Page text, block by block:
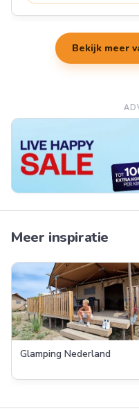
Bekijk meer
Meer inspiratie
Glamping Nederland